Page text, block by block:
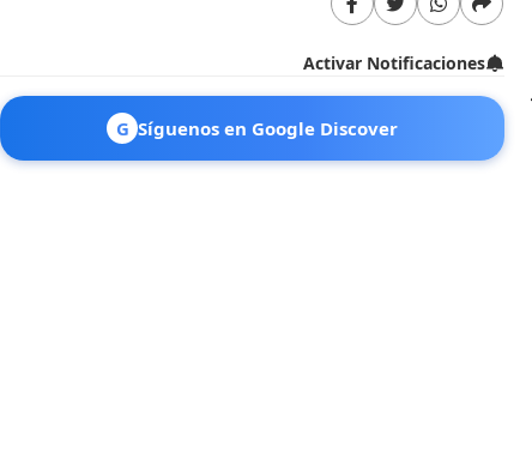
Activar Notificaciones
G Síguenos en Google Discover